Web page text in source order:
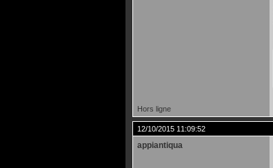
Hors ligne
12/10/2015 11:09:52
appiantiqua